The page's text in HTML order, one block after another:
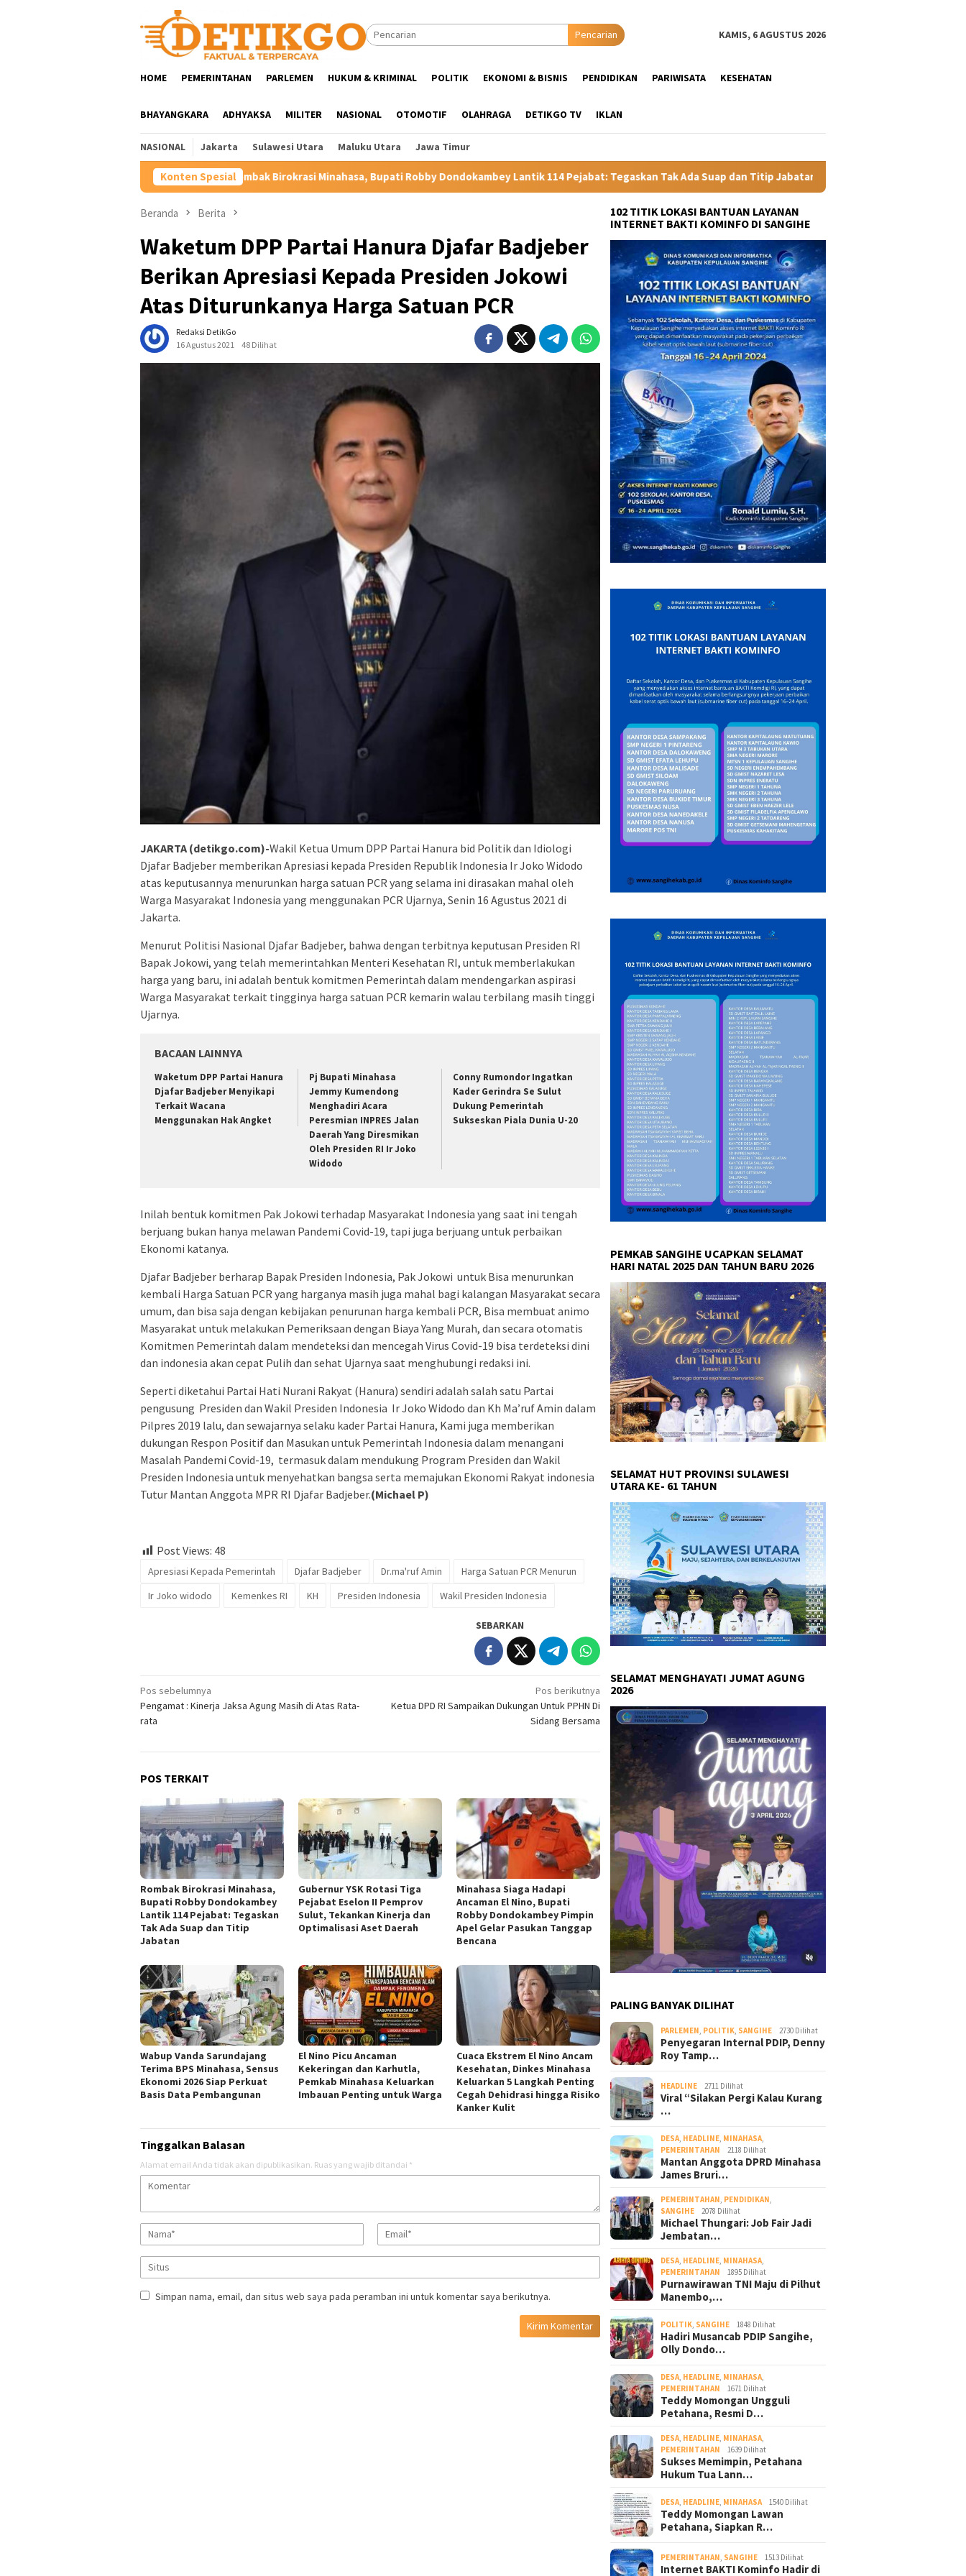
Pencarian KAMIS, 6 AGUSTUS 2026
HOME PEMERINTAHAN PARLEMEN HUKUM & KRIMINAL POLITIK EKONOMI & BISNIS PENDIDIKAN PARIWISATA KESEHATAN
BHAYANGKARA ADHYAKSA MILITER NASIONAL OTOMOTIF OLAHRAGA DETIKGO TV IKLAN
NASIONAL Jakarta Sulawesi Utara Maluku Utara Jawa Timur
Konten Spesial
Rombak Birokrasi Minahasa, Bupati Robby Dondokambey Lantik 114 Pejabat: Tegaskan Tak Ada Suap dan Titip Jabatan Gubernur YSK Rotasi Tiga Pejabat Eselon II
Beranda Berita
Waketum DPP Partai Hanura Djafar Badjeber
Berikan Apresiasi Kepada Presiden Jokowi
Atas Diturunkanya Harga Satuan PCR
Redaksi DetikGo
16 Agustus 2021
48 Dilihat
JAKARTA (detikgo.com)-Wakil Ketua Umum DPP Partai Hanura bid Politik dan Idiologi
Djafar Badjeber memberikan Apresiasi kepada Presiden Republik Indonesia Ir Joko Widodo
atas keputusannya menurunkan harga satuan PCR yang selama ini dirasakan mahal oleh
Warga Masyarakat Indonesia yang menggunakan PCR Ujarnya, Senin 16 Agustus 2021 di
Jakarta.
Menurut Politisi Nasional Djafar Badjeber, bahwa dengan terbitnya keputusan Presiden RI
Bapak Jokowi, yang telah memerintahkan Menteri Kesehatan RI, untuk memberlakukan
harga yang baru, ini adalah bentuk komitmen Pemerintah dalam mendengarkan aspirasi
Warga Masyarakat terkait tingginya harga satuan PCR kemarin walau terbilang masih tinggi
Ujarnya.
BACAAN LAINNYA
Waketum DPP Partai Hanura
Djafar Badjeber Menyikapi
Terkait Wacana
Menggunakan Hak Angket
Pj Bupati Minahasa
Jemmy Kumendong
Menghadiri Acara
Peresmian INPRES Jalan
Daerah Yang Diresmikan
Oleh Presiden RI Ir Joko
Widodo
Conny Rumondor Ingatkan
Kader Gerindra Se Sulut
Dukung Pemerintah
Sukseskan Piala Dunia U-20
Inilah bentuk komitmen Pak Jokowi terhadap Masyarakat Indonesia yang saat ini tengah
berjuang bukan hanya melawan Pandemi Covid-19, tapi juga berjuang untuk perbaikan
Ekonomi katanya.
Djafar Badjeber berharap Bapak Presiden Indonesia, Pak Jokowi untuk Bisa menurunkan
kembali Harga Satuan PCR yang harganya masih juga mahal bagi kalangan Masyarakat secara
umum, dan bisa saja dengan kebijakan penurunan harga kembali PCR, Bisa membuat animo
Masyarakat untuk melakukan Pemeriksaan dengan Biaya Yang Murah, dan secara otomatis
Komitmen Pemerintah dalam mendeteksi dan mencegah Virus Covid-19 bisa terdeteksi dini
dan indonesia akan cepat Pulih dan sehat Ujarnya saat menghubungi redaksi ini.
Seperti diketahui Partai Hati Nurani Rakyat (Hanura) sendiri adalah salah satu Partai
pengusung Presiden dan Wakil Presiden Indonesia Ir Joko Widodo dan Kh Ma’ruf Amin dalam
Pilpres 2019 lalu, dan sewajarnya selaku kader Partai Hanura, Kami juga memberikan
dukungan Respon Positif dan Masukan untuk Pemerintah Indonesia dalam menangani
Masalah Pandemi Covid-19, termasuk dalam mendukung Program Presiden dan Wakil
Presiden Indonesia untuk menyehatkan bangsa serta memajukan Ekonomi Rakyat indonesia
Tutur Mantan Anggota MPR RI Djafar Badjeber.(Michael P)
Post Views: 48
Apresiasi Kepada Pemerintah Djafar Badjeber Dr.ma'ruf Amin
Harga Satuan PCR Menurun
Ir Joko widodo
Kemenkes RI KH Presiden Indonesia Wakil Presiden Indonesia
SEBARKAN
Navigasi
pos
Pos sebelumnya
Pengamat : Kinerja Jaksa Agung Masih di Atas Rata-
rata
Pos berikutnya
Ketua DPD RI Sampaikan Dukungan Untuk PPHN Di
Sidang Bersama
POS TERKAIT
Rombak Birokrasi Minahasa,
Bupati Robby Dondokambey
Lantik 114 Pejabat: Tegaskan
Tak Ada Suap dan Titip
Jabatan
Gubernur YSK Rotasi Tiga
Pejabat Eselon II Pemprov
Sulut, Tekankan Kinerja dan
Optimalisasi Aset Daerah
Minahasa Siaga Hadapi
Ancaman El Nino, Bupati
Robby Dondokambey Pimpin
Apel Gelar Pasukan Tanggap
Bencana
Wabup Vanda Sarundajang
Terima BPS Minahasa, Sensus
Ekonomi 2026 Siap Perkuat
Basis Data Pembangunan
El Nino Picu Ancaman
Kekeringan dan Karhutla,
Pemkab Minahasa Keluarkan
Imbauan Penting untuk Warga
Cuaca Ekstrem El Nino Ancam
Kesehatan, Dinkes Minahasa
Keluarkan 5 Langkah Penting
Cegah Dehidrasi hingga Risiko
Kanker Kulit
Tinggalkan Balasan
Alamat email Anda tidak akan dipublikasikan. Ruas yang wajib ditandai *
Simpan nama, email, dan situs web saya pada peramban ini untuk komentar saya berikutnya.
102 TITIK LOKASI BANTUAN LAYANAN
INTERNET BAKTI KOMINFO DI SANGIHE
PEMKAB SANGIHE UCAPKAN SELAMAT
HARI NATAL 2025 DAN TAHUN BARU 2026
SELAMAT HUT PROVINSI SULAWESI
UTARA KE- 61 TAHUN
SELAMAT MENGHAYATI JUMAT AGUNG
2026
PALING BANYAK DILIHAT
PARLEMEN, POLITIK, SANGIHE 2730 Dilihat
Penyegaran Internal PDIP, Denny
Roy Tamp…
HEADLINE 2711 Dilihat
Viral “Silakan Pergi Kalau Kurang
…
DESA, HEADLINE, MINAHASA,
PEMERINTAHAN
2118 Dilihat
Mantan Anggota DPRD Minahasa
James Bruri…
PEMERINTAHAN, PENDIDIKAN,
SANGIHE
2078 Dilihat
Michael Thungari: Job Fair Jadi
Jembatan…
DESA, HEADLINE, MINAHASA,
PEMERINTAHAN
1895 Dilihat
Purnawirawan TNI Maju di Pilhut
Manembo,…
POLITIK, SANGIHE 1848 Dilihat
Hadiri Musancab PDIP Sangihe,
Olly Dondo…
DESA, HEADLINE, MINAHASA,
PEMERINTAHAN
1671 Dilihat
Teddy Momongan Ungguli
Petahana, Resmi D…
DESA, HEADLINE, MINAHASA,
PEMERINTAHAN
1639 Dilihat
Sukses Memimpin, Petahana
Hukum Tua Lann…
DESA, HEADLINE, MINAHASA 1540 Dilihat
Teddy Momongan Lawan
Petahana, Siapkan R…
PEMERINTAHAN, SANGIHE 1513 Dilihat
Internet BAKTI Kominfo Hadir di